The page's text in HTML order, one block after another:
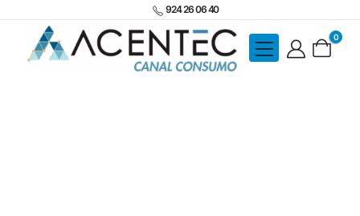
924 26 06 40
0